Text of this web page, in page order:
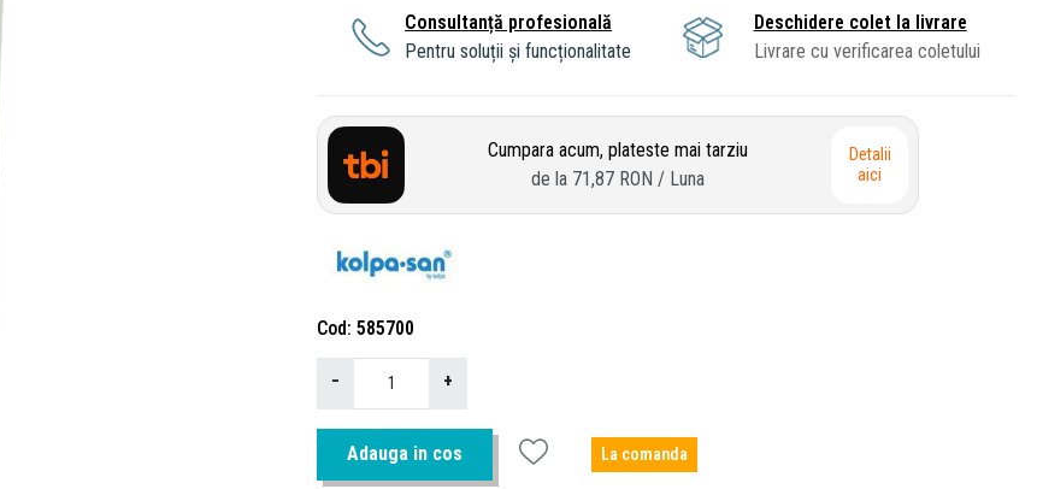
Consultanță profesională
Pentru soluții și funcționalitate
Deschidere colet la livrare
Livrare cu verificarea coletului
Cumpara acum, plateste mai tarziu
de la 71,87 RON / Luna
Detalii
aici
Cod 585700
− +
Adauga in cos La comanda